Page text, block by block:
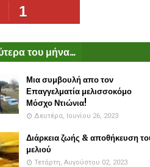
1
του μήνα...
Μια συμβουλή απο τον
Επαγγελματία μελισσοκόμο
Μόσχο Ντιώνια!
Δευτέρα, Ιουνίου 26, 2023
Διάρκεια ζωής & αποθήκευση
μελιού
Τετάρτη, Αυγούστου 02, 2023